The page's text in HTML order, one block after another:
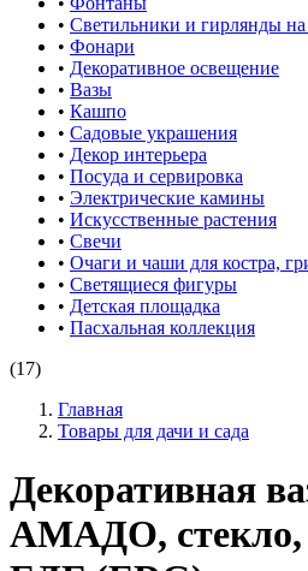
• Светильники и гирлянды на
• Фонари
• Декоративное освещение
• Вазы
• Кашпо
• Садовые украшения
• Декор интерьера
• Посуда и сервировка
• Электрические камины
• Искусственные растения
• Свечи
• Очаги и чаши для костра,
• Светящиеся фигуры
• Детская площадка
• Пасхальная коллекция
(17)
Главная
Товары для дачи и сада
Декоративная
АМАДО, стекло,